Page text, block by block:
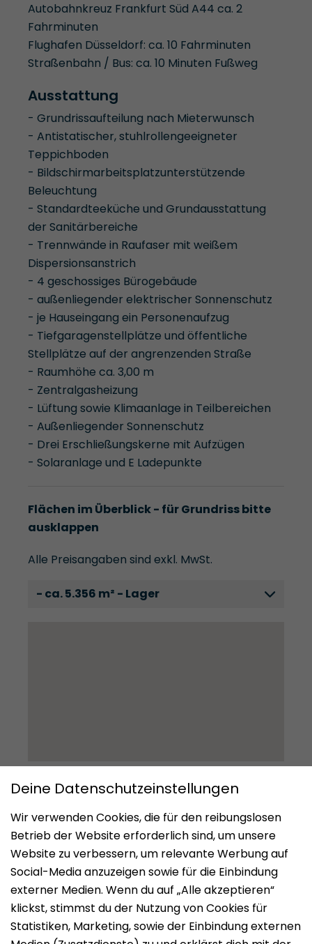
Autobahnkreuz Frankfurt Süd A44 ca. 2
Fahrminuten
Flughafen Düsseldorf: ca. 10 Fahrminuten
Straßenbahn / Bus: ca. 10 Minuten Fußweg
Ausstattung
- Grundrissaufteilung nach Mieterwunsch
- Antistatischer, stuhlrollengeeigneter
Teppichboden
- Bildschirmarbeitsplatzunterstützende
Beleuchtung
- Standardteeküche und Grundausstattung
der Sanitärbereiche
- Trennwände in Raufaser mit weißem
Dispersionsanstrich
- 4 geschossiges Bürogebäude
- außenliegender elektrischer Sonnenschutz
- je Hauseingang ein Personenaufzug
- Tiefgaragenstellplätze und öffentliche
Stellplätze auf der angrenzenden Straße
- Raumhöhe ca. 3,00 m
- Zentralgasheizung
- Lüftung sowie Klimaanlage in Teilbereichen
- Außenliegender Sonnenschutz
- Drei Erschließungskerne mit Aufzügen
- Solaranlage und E Ladepunkte
Flächen im Überblick - für Grundriss bitte
ausklappen
Alle Preisangaben sind exkl. MwSt.
- ca. 5.356 m² - Lager
Impressum